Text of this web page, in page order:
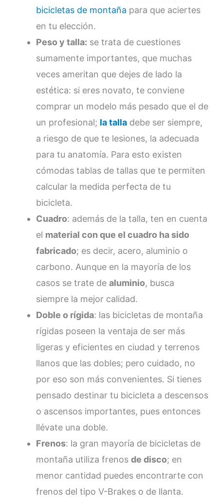
bicicletas de montaña para que aciertes
en tu elección.
Peso y talla: se trata de cuestiones
sumamente importantes, que muchas
veces ameritan que dejes de lado la
estética: si eres novato, te conviene
comprar un modelo más pesado que el de
un profesional; la talla debe ser siempre,
a riesgo de que te lesiones, la adecuada
para tu anatomía. Para esto existen
cómodas tablas de tallas que te permiten
calcular la medida perfecta de tu
bicicleta.
Cuadro: además de la talla, ten en cuenta
el material con que el cuadro ha sido
fabricado; es decir, acero, aluminio o
carbono. Aunque en la mayoría de los
casos se trate de aluminio, busca
siempre la mejor calidad.
Doble o rígida: las bicicletas de montaña
rígidas poseen la ventaja de ser más
ligeras y eficientes en ciudad y terrenos
llanos que las dobles; pero cuidado, no
por eso son más convenientes. Si tienes
pensado destinar tu bicicleta a descensos
o ascensos importantes, pues entonces
llévate una doble.
Frenos: la gran mayoría de bicicletas de
montaña utiliza frenos de disco; en
menor cantidad puedes encontrarte con
frenos del tipo V-Brakes o de llanta.